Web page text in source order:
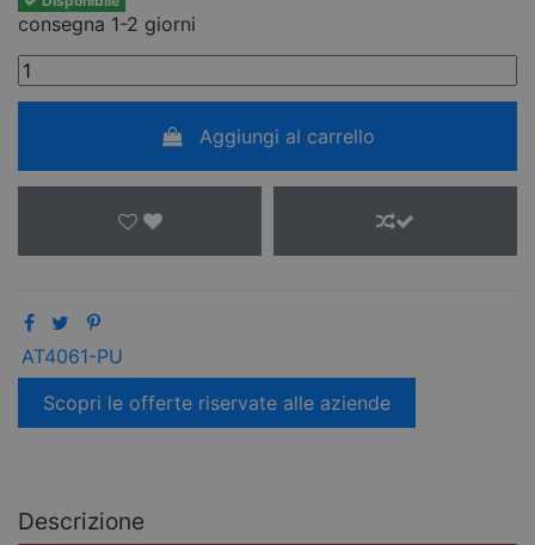
consegna 1-2 giorni
Aggiungi al carrello
AT4061-PU
Scopri le offerte riservate alle aziende
Descrizione